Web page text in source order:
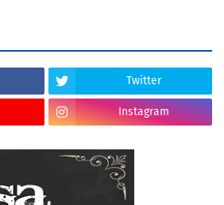
Twitter
Instagram